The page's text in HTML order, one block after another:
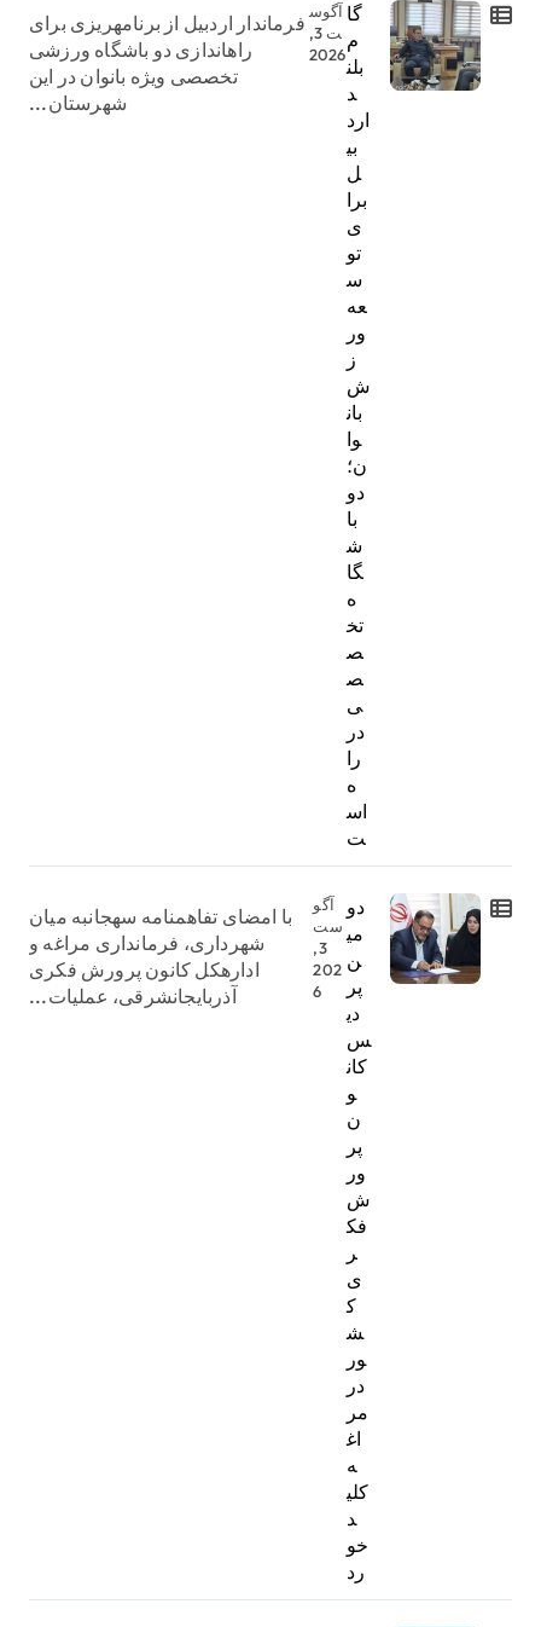
گا
م
بلن
د
ارد
بی
ل
برا
ی
تو
س
عه
ور
ز
ش
بان
وا
ن؛
دو
با
ش
گا
ه
تخ
ص
ص
ی
در
را
ه
اس
ت
آگوس
ت 3,
2026
فرماندار اردبیل از برنامهریزی برای
راهاندازی دو باشگاه ورزشی
تخصصی ویژه بانوان در این
شهرستان...
دو
می
ن
پر
دی
س
کان
و
ن
پر
ور
ش
فک
ر
ی
ک
ش
ور
در
مر
اغ
ه
کلی
د
خو
رد
آگو
ست
3,
202
6
با امضای تفاهمنامه سهجانبه میان
شهرداری، فرمانداری مراغه و
ادارهکل کانون پرورش فکری
آذربایجانشرقی، عملیات...